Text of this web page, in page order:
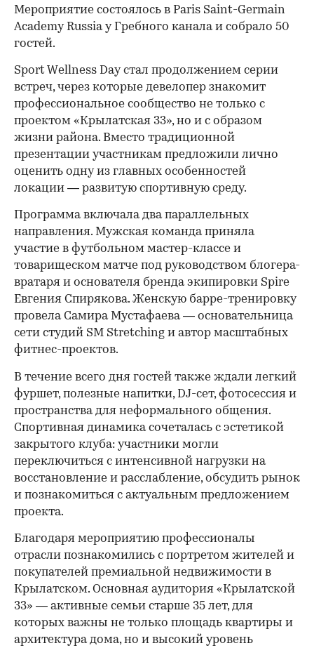
Мероприятие состоялось в Paris Saint-Germain
Academy Russia у Гребного канала и собрало 50
гостей.
Sport Wellness Day стал продолжением серии
встреч, через которые девелопер знакомит
профессиональное сообщество не только с
проектом «Крылатская 33», но и с образом
жизни района. Вместо традиционной
презентации участникам предложили лично
оценить одну из главных особенностей
локации — развитую спортивную среду.
Программа включала два параллельных
направления. Мужская команда приняла
участие в футбольном мастер-классе и
товарищеском матче под руководством блогера-
вратаря и основателя бренда экипировки Spire
Евгения Спирякова. Женскую барре-тренировку
провела Самира Мустафаева — основательница
сети студий SM Stretching и автор масштабных
фитнес-проектов.
В течение всего дня гостей также ждали легкий
фуршет, полезные напитки, DJ-сет, фотосессия и
пространства для неформального общения.
Спортивная динамика сочеталась с эстетикой
закрытого клуба: участники могли
переключиться с интенсивной нагрузки на
восстановление и расслабление, обсудить рынок
и познакомиться с актуальным предложением
проекта.
Благодаря мероприятию профессионалы
отрасли познакомились с портретом жителей и
покупателей премиальной недвижимости в
Крылатском. Основная аудитория «Крылатской
33» — активные семьи старше 35 лет, для
которых важны не только площадь квартиры и
архитектура дома, но и высокий уровень